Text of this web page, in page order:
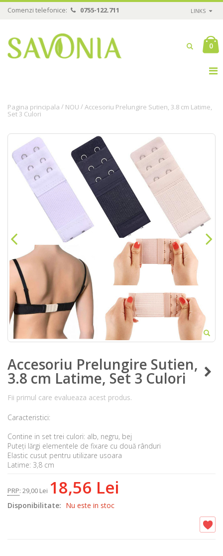
Comenzi telefonice: 0755-122.711 LINKS
0
Pagina principala / NOU /Accesoriu Prelungire Sutien, 3.8 cm Latime,
Set 3 Culori
Accesoriu Prelungire Sutien,
3.8 cm Latime, Set 3 Culori
Fii primul care evalueaza acest produs.
Caracteristici:
Contine in set trei culori: alb, negru, bej
Puteți lărgi elementele de fixare cu două rânduri
Elastic cusut pentru utilizare usoara
Latime: 3,8 cm
PRP: 29,00 Lei 18,56 Lei
Disponibilitate: Nu este in stoc